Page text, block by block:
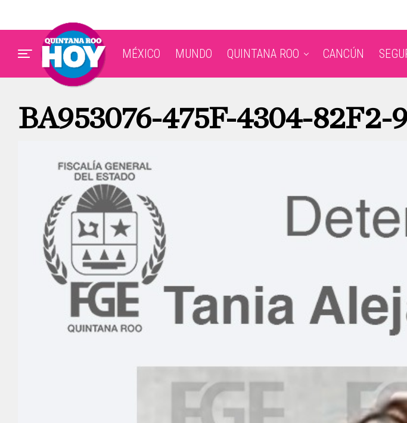
MÉXICO MUNDO QUINTANA ROO CANCÚN
BA953076-475F-4304-82F2-